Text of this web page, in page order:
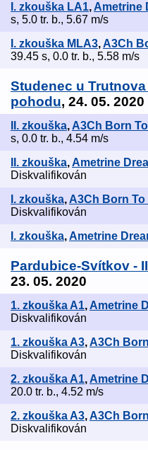
I. zkouška LA1, Ametrine
s, 5.0 tr. b., 5.67 m/s
I. zkouška MLA3,A3Ch
39.45 s, 0.0 tr. b., 5.58 m/s
Studenec u
pohodu, 24. 05. 2020
II. zkouška, A3Ch Born
s, 0.0 tr. b., 4.54 m/s
II. zkouška,Ametrine
Diskvalifikován
I. zkouška, A3Ch Born
Diskvalifikován
I. zkouška,Ametrine
Pardubice-Svítkov -
23. 05. 2020
1. zkouška A1, Ametrine
Diskvalifikován
1. zkouška A3,A3Ch
Diskvalifikován
2. zkouška A1, Ametrine
20.0 tr. b., 4.52 m/s
2. zkouška A3,A3Ch
Diskvalifikován